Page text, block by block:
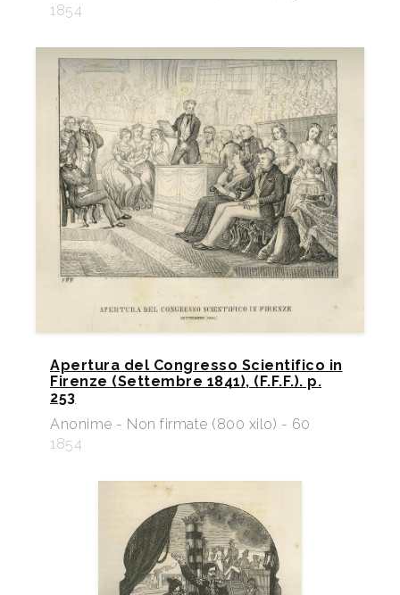
1854
Apertura del Congresso Scientifico in
Firenze (Settembre 1841), (F.F.F.). p.
253
Anonime - Non firmate (800 xilo) - 60
1854